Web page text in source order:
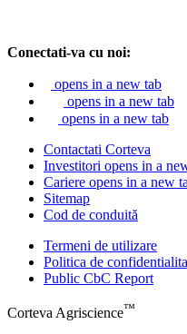
Conectati-va cu noi:
opens in a new tab
opens in a new tab
opens in a new tab
Contactati Corteva
Investitori opens in a
Cariere opens in a new
Sitemap
Cod de conduită
Termeni de utilizare
Politica de
Public CbC Report
Corteva Agriscience™